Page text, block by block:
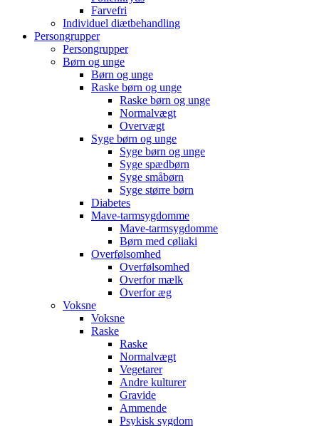
Farvefri
Individuel diætbehandling
Persongrupper
Persongrupper
Børn og unge
Børn og unge
Raske børn og unge
Raske børn og unge
Normalvægt
Overvægt
Syge børn og unge
Syge børn og unge
Syge spædbørn
Syge småbørn
Syge større børn
Diabetes
Mave-tarmsygdomme
Mave-tarmsygdomme
Børn med cøliaki
Overfølsomhed
Overfølsomhed
Overfor mælk
Overfor æg
Voksne
Voksne
Raske
Raske
Normalvægt
Vegetarer
Andre kulturer
Gravide
Ammende
Psykisk sygdom